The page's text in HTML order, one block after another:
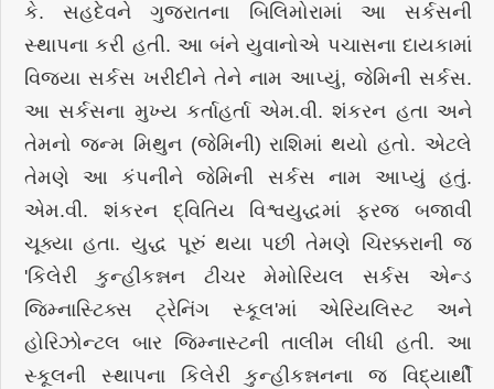
કે. સહદેવને ગુજરાતના બિલિમોરામાં આ સર્કસની
સ્થાપના કરી હતી. આ બંને યુવાનોએ પચાસના દાયકામાં
વિજયા સર્કસ ખરીદીને તેને નામ આપ્યું, જેમિની સર્કસ.
આ સર્કસના મુખ્ય કર્તાહર્તા એમ.વી. શંકરન હતા અને
તેમનો જન્મ મિથુન (જેમિની) રાશિમાં થયો હતો. એટલે
તેમણે આ કંપનીને જેમિની સર્કસ નામ આપ્યું હતું.
એમ.વી. શંકરન દ્વિતિય વિશ્વયુદ્ધમાં ફરજ બજાવી
ચૂક્યા હતા. યુદ્ધ પૂરું થયા પછી તેમણે ચિરક્કરાની જ
'કિલેરી કુન્હીકન્નન ટીચર મેમોરિયલ સર્કસ એન્ડ
જિમ્નાસ્ટિક્સ ટ્રેનિંગ સ્કૂલ'માં એરિયલિસ્ટ અને
હોરિઝોન્ટલ બાર જિમ્નાસ્ટની તાલીમ લીધી હતી. આ
સ્કૂલની સ્થાપના કિલેરી કુન્હીકન્નનના જ વિદ્યાર્થી